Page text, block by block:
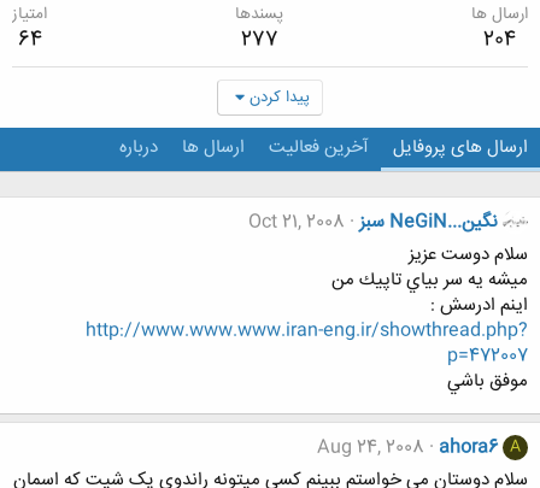
ارسال ها
204
پسندها
277
امتیاز
64
پیدا کردن
ارسال های پروفایل آخرین فعالیت ارسال ها درباره
نگين...NeGiN سبز
Oct 21, 2008
سلام دوست عزيز
ميشه يه سر بياي تاپيك من
اينم ادرسش :
http://www.www.www.iran-eng.ir/showthread.php?
p=472007
موفق باشي
A
ahora6
Aug 24, 2008
سلام دوستان می خواستم ببینم کسی میتونه راندوی یک شیت که اسمان